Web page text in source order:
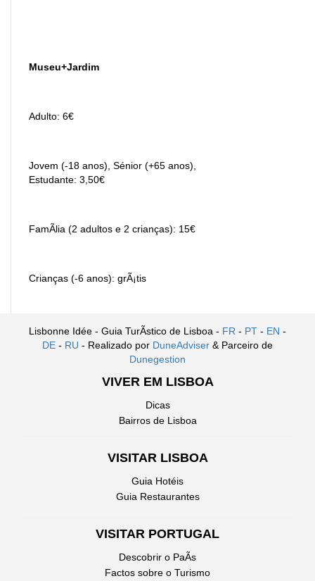
Museu+Jardim
Adulto: 6€
Jovem (-18 anos), Sénior (+65 anos),
Estudante: 3,50€
FamÃ­lia (2 adultos e 2 crianças): 15€
Crianças (-6 anos): grÃ¡tis
Lisbonne Idée - Guia TurÃ­stico de Lisboa - FR - PT - EN -
DE - RU - Realizado por DuneAdviser & Parceiro de
Dunegestion
VIVER EM LISBOA
Dicas
Bairros de Lisboa
VISITAR LISBOA
Guia Hotéis
Guia Restaurantes
VISITAR PORTUGAL
Descobrir o PaÃ­s
Factos sobre o Turismo